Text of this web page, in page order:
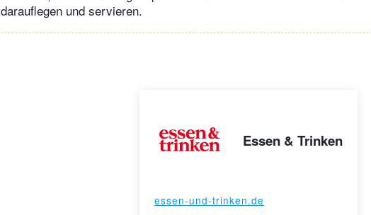
darauflegen und servieren.
Essen & Trinken
essen-und-trinken.de